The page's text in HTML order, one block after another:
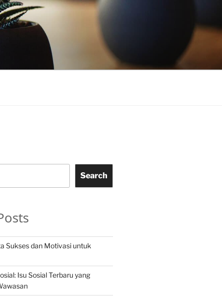
Search
Sukses dan Motivasi untuk
Isu Sosial Terbaru yang